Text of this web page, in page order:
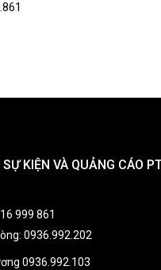
KIỆN VÀ QUẢNG CÁO
999 861
0936.992.202
0936.992.103